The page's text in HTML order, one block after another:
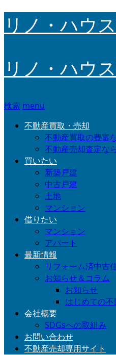
リノ・ハウ
リノ・ハウ
検索 menu
不動産買取・売却
不動産買取の豊富
不動産売却査定な
買いたい
新築戸建
中古戸建
土地
マンション
借りたい
マンション
アパート
最新情報
リフォーム済中古
お知らせ＆コラム
お知らせ
はじめての
会社概要
SDGsへの取組み
お問い合わせ
不動産売却専用サイト